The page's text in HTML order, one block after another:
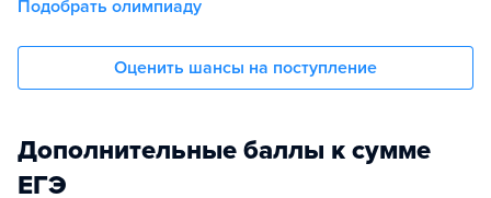
Подобрать олимпиаду
Оценить шансы на поступление
Дополнительные баллы к сумме
ЕГЭ